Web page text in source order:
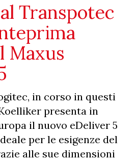
Transpotec
Maxus
in corso in questi
presenta in
il nuovo eDeliver 5
per le esigenze del
alle sue dimensioni